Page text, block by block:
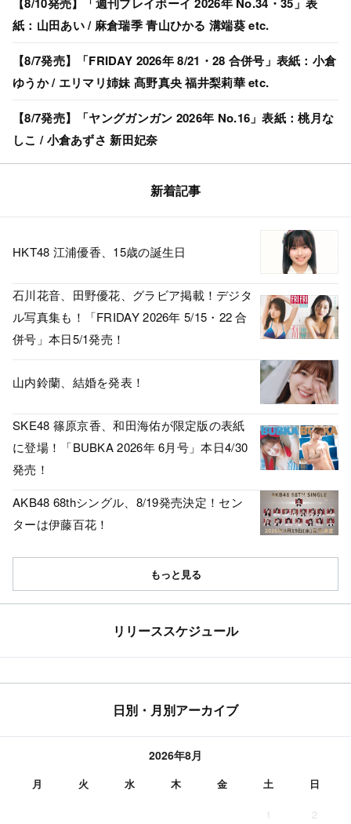
紙：山田あい / 麻倉瑞季 青山ひかる 溝端葵 etc.
【8/7発売】「FRIDAY 2026年 8/21・28 合併号」表紙：小倉
ゆうか / エリマリ姉妹 髙野真央 福井梨莉華 etc.
【8/7発売】「ヤングガンガン 2026年 No.16」表紙：桃月な
しこ / 小倉あずさ 新田妃奈
新着記事
HKT48 江浦優香、15歳の誕生日
石川花音、田野優花、グラビア掲載！デジタ
ル写真集も！「FRIDAY 2026年 5/15・22 合
併号」本日5/1発売！
山内鈴蘭、結婚を発表！
SKE48 篠原京香、和田海佑が限定版の表紙
に登場！「BUBKA 2026年 6月号」本日4/30
発売！
AKB48 68thシングル、8/19発売決定！セン
ターは伊藤百花！
もっと見る
リリーススケジュール
日別・月別アーカイブ
2026年8月
月 火 水 木 金 土 日
1
2